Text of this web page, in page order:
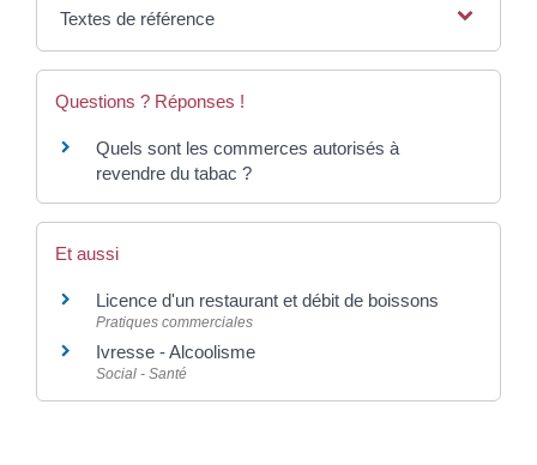
Textes de référence
Questions ? Réponses !
Quels sont les commerces autorisés à
revendre du tabac ?
Et aussi
Licence d'un restaurant et débit de boissons
Pratiques commerciales
Ivresse - Alcoolisme
Social - Santé